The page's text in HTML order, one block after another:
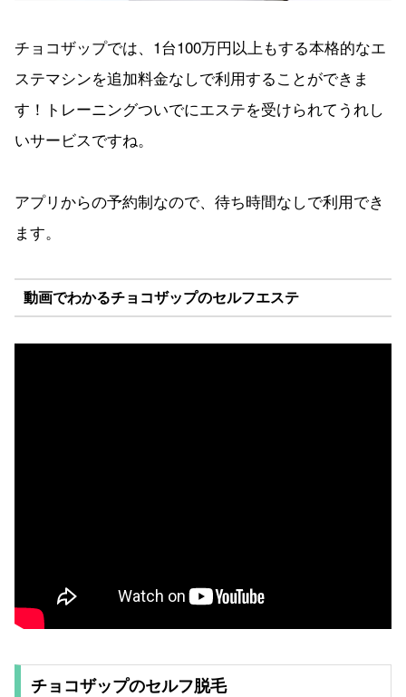
チョコザップでは、1台100万円以上もする本格的なエ
ステマシンを追加料金なしで利用することができま
す！トレーニングついでにエステを受けられてうれし
いサービスですね。
アプリからの予約制なので、待ち時間なしで利用でき
ます。
動画でわかるチョコザップのセルフエステ
チョコザップのセルフ脱毛